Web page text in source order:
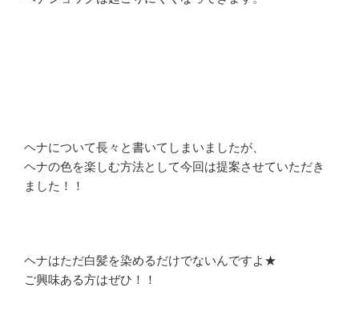
ヘナについて長々と書いてしまいましたが、
ヘナの色を楽しむ方法として今回は提案させていただき
ました！！
ヘナはただ白髪を染めるだけでないんですよ★
ご興味ある方はぜひ！！